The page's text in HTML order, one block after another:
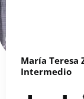
María Teresa
Intermedio